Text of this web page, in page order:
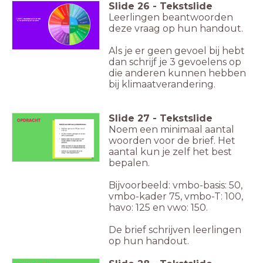
Slide 26 - Tekstslide
Leerlingen beantwoorden
deze vraag op hun handout.
Als je er geen gevoel bij hebt
dan schrijf je 3 gevoelens op
die anderen kunnen hebben
bij klimaatverandering.
Slide 27 - Tekstslide
Noem een minimaal aantal
woorden voor de brief. Het
aantal kun je zelf het best
bepalen.
Bijvoorbeeld: vmbo-basis: 50,
vmbo-kader 75, vmbo-T: 100,
havo: 125 en vwo: 150.
De brief schrijven leerlingen
op hun handout.